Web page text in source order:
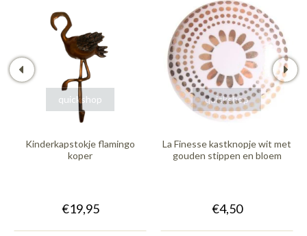
quickshop
Kinderkapstokje flamingo
koper
€19,95
quickshop
La Finesse kastknopje wit met
gouden stippen en bloem
€4,50